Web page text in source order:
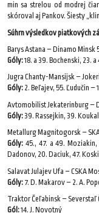
min sa strelou od modrej
skóroval aj Pankov. Šiesty
Súhrn výsledkov piatkových
Barys Astana – Dinamo Minsk
Góly:18. a 39. Bochenski, 23.
Jugra Chanty-Mansijsk –
Góly: 2. Beľajev, 55. Ľudučin –
Avtomobilist Jekaterinburg –
Góly:39. Rassejkin, 39.
Metallurg Magnitogorsk – SKA
Góly: 45., 47. a 49.
Dadonov, 20. Daciuk, 47.
Salavat Julajev Ufa – CSKA
Góly: 7. D. Makarov – 2. A.
Traktor Čeľabinsk – Severstaľ
Gól:14. J. Novotný